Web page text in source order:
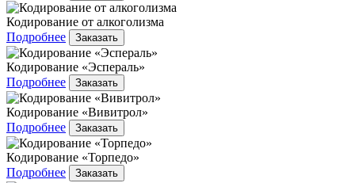
Кодирование от алкоголизма
Подробнее
Заказать
Кодирование «Эспераль»
Подробнее
Заказать
Кодирование «Вивитрол»
Подробнее
Заказать
Кодирование «Торпедо»
Подробнее
Заказать